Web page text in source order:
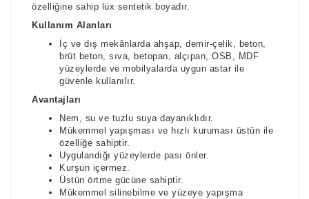
özelliğine sahip lüx sentetik boyadır.
Kullanım Alanları
İç ve dış mekânlarda ahşap, demir-çelik, beton,
brüt beton, sıva, betopan, alçıpan, OSB, MDF
yüzeylerde ve mobilyalarda uygun astar ile
güvenle kullanılır.
Avantajları
Nem, su ve tuzlu suya dayanıklıdır.
Mükemmel yapışması ve hızlı kuruması üstün ile
özelliğe sahiptir.
Uygulandığı yüzeylerde pası önler.
Kurşun içermez.
Üstün örtme gücüne sahiptir.
Mükemmel silinebilme ve yüzeye yapışma